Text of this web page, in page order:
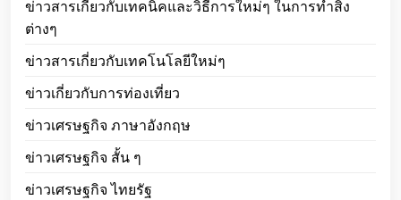
ข่าวสารเกี่ยวกับเทคนิคและวิธีการใหม่ๆ ในการทำสิ่ง
ต่างๆ
ข่าวสารเกี่ยวกับเทคโนโลยีใหม่ๆ
ข่าวเกี่ยวกับการท่องเที่ยว
ข่าวเศรษฐกิจ ภาษาอังกฤษ
ข่าวเศรษฐกิจ สั้น ๆ
ข่าวเศรษฐกิจ ไทยรัฐ